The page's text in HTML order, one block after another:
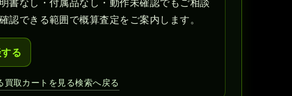
書なし・付属品なし・動作未確認でもご相談
できる範囲で概算査定をご案内します。
る
買取カートを見る検索へ戻る